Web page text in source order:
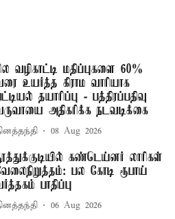
வழிகாட்டி மதிப்புகளை 60%
உயர்த்த கிராம வாரியாக
தயாரிப்பு - பத்திரப்பதிவு
அதிகரிக்க நடவடிக்கை
08 Aug 2026
கண்டெய்னர் லாரிகள்
பல கோடி ரூபாய்
பாதிப்பு
06 Aug 2026